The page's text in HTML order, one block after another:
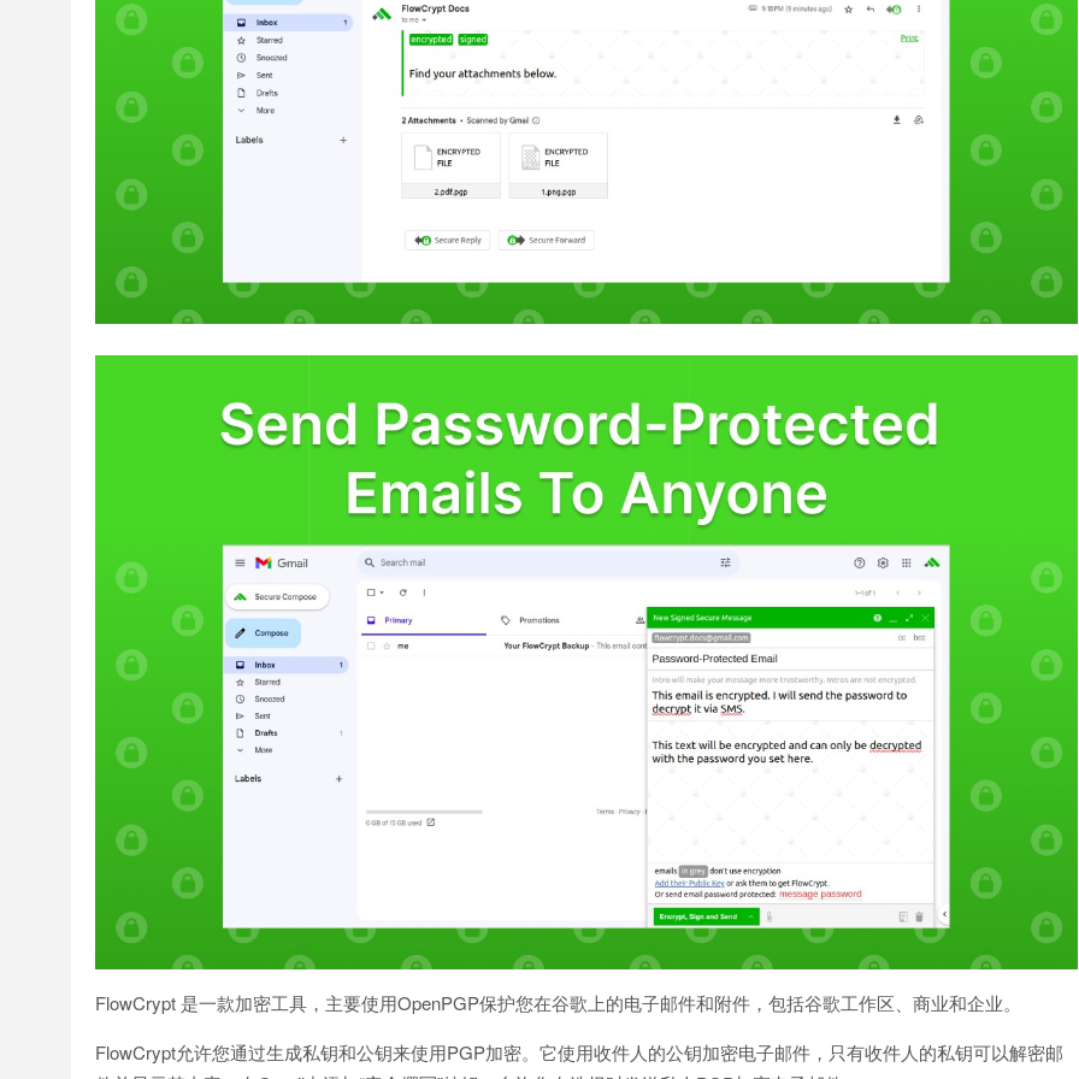
FlowCrypt 是一款加密工具，主要使用OpenPGP保护您在谷歌上的电子邮件和附件，包括谷歌工作区、商业和企业。
FlowCrypt允许您通过生成私钥和公钥来使用PGP加密。它使用收件人的公钥加密电子邮件，只有收件人的私钥可以解密邮